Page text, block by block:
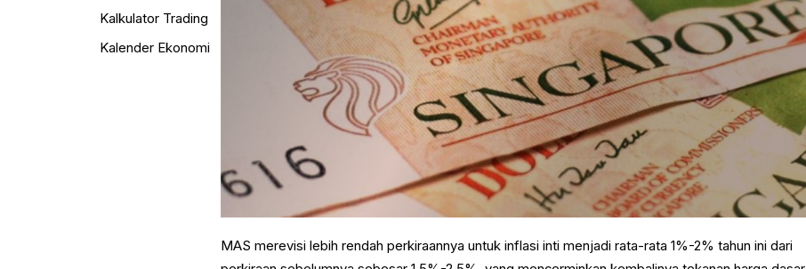
Kalkulator Trading
Kalender Ekonomi
MAS merevisi lebih rendah perkiraannya untuk inflasi inti menjadi rata-rata 1%-2% tahun ini dari